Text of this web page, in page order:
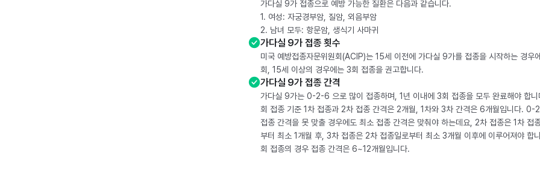
가다실 9가 접종으로 예방 가능한 질환은 다음과 같습니다.
1. 여성: 자궁경부암, 질암, 외음부암
2. 남녀 모두: 항문암, 생식기 사마귀
가다실 9가 접종 횟수
미국 예방접종자문위원회(ACIP)는 15세 이전에 가다실 9가를 접종을 시작하는 경우
회, 15세 이상의 경우에는 3회 접종을 권고합니다.
가다실 9가 접종 간격
가다실 9가는 0-2-6 으로 많이 접종하며, 1년 이내에 3회 접종을 모두 완료해야 합
회 접종 기준 1차 접종과 2차 접종 간격은 2개월, 1차와 3차 간격은 6개월입니다. 0-
접종 간격을 못 맞출 경우에도 최소 접종 간격은 맞춰야 하는데요, 2차 접종은 1차 접
부터 최소 1개월 후, 3차 접종은 2차 접종일로부터 최소 3개월 이후에 이루어져야 합
회 접종의 경우 접종 간격은 6~12개월입니다.